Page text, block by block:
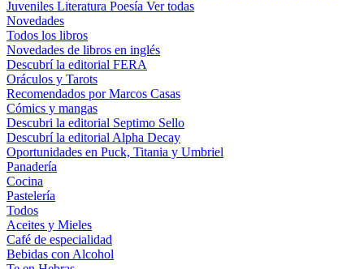
Juveniles Literatura Poesía Ver todas
Novedades
Todos los libros
Novedades de libros en inglés
Descubrí la editorial FERA
Oráculos y Tarots
Recomendados por Marcos Casas
Cómics y mangas
Descubri la editorial Septimo Sello
Descubrí la editorial Alpha Decay
Oportunidades en Puck, Titania y Umbriel
Panadería
Cocina
Pastelería
Todos
Aceites y Mieles
Café de especialidad
Bebidas con Alcohol